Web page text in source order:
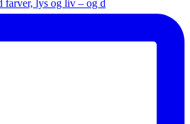
farver, lys og liv – og d